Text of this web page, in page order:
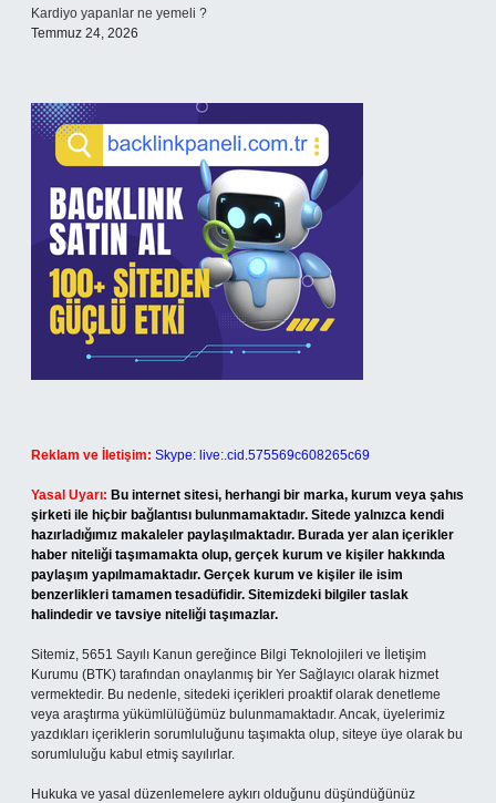
Kardiyo yapanlar ne yemeli ?
Temmuz 24, 2026
Reklam ve İletişim: Skype: live:.cid.575569c608265c69
Yasal Uyarı: Bu internet sitesi, herhangi bir marka, kurum veya şahıs
şirketi ile hiçbir bağlantısı bulunmamaktadır. Sitede yalnızca kendi
hazırladığımız makaleler paylaşılmaktadır. Burada yer alan içerikler
haber niteliği taşımamakta olup, gerçek kurum ve kişiler hakkında
paylaşım yapılmamaktadır. Gerçek kurum ve kişiler ile isim
benzerlikleri tamamen tesadüfidir. Sitemizdeki bilgiler taslak
halindedir ve tavsiye niteliği taşımazlar.
Sitemiz, 5651 Sayılı Kanun gereğince Bilgi Teknolojileri ve İletişim
Kurumu (BTK) tarafından onaylanmış bir Yer Sağlayıcı olarak hizmet
vermektedir. Bu nedenle, sitedeki içerikleri proaktif olarak denetleme
veya araştırma yükümlülüğümüz bulunmamaktadır. Ancak, üyelerimiz
yazdıkları içeriklerin sorumluluğunu taşımakta olup, siteye üye olarak bu
sorumluluğu kabul etmiş sayılırlar.
Hukuka ve yasal düzenlemelere aykırı olduğunu düşündüğünüz